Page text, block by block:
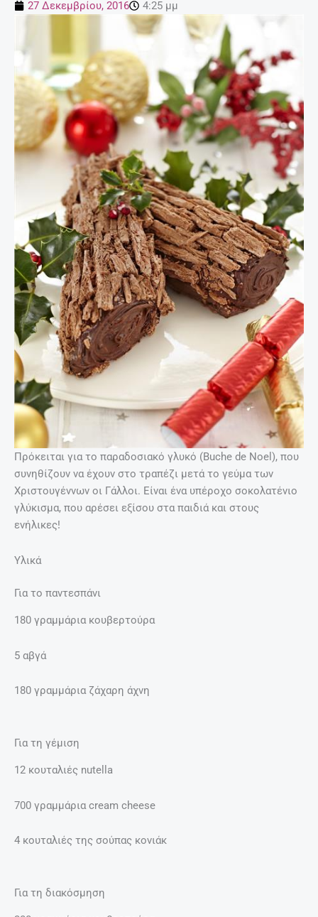
27 Δεκεμβρίου, 2016 4:25 μμ
Πρόκειται για το παραδοσιακό γλυκό (Buche de Noel), που
συνηθίζουν να έχουν στο τραπέζι μετά το γεύμα των
Χριστουγέννων οι Γάλλοι. Είναι ένα υπέροχο σοκολατένιο
γλύκισμα, που αρέσει εξίσου στα παιδιά και στους
ενήλικες!
Υλικά
Για το παντεσπάνι
180 γραμμάρια κουβερτούρα
5 αβγά
180 γραμμάρια ζάχαρη άχνη
Για τη γέμιση
12 κουταλιές nutella
700 γραμμάρια cream cheese
4 κουταλιές της σούπας κονιάκ
Για τη διακόσμηση